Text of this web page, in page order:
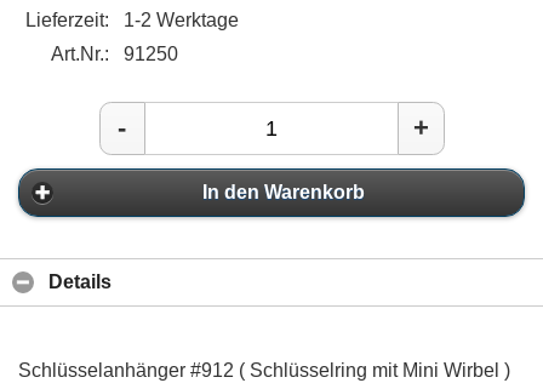
Lieferzeit:
1-2 Werktage
Art.Nr.:
91250
- +
In den Warenkorb
Details
Schlüsselanhänger #912 ( Schlüsselring mit Mini Wirbel )